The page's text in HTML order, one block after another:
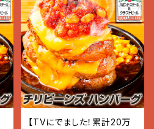
【TVにでました！累計20万